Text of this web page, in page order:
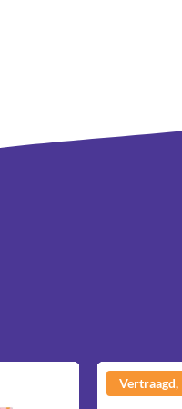
Vertraagd,